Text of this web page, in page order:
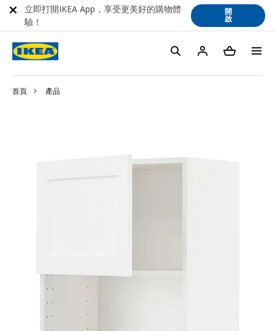
首頁 產品
立即打開IKEA App，享受更美好的購物體
驗！
開
啟